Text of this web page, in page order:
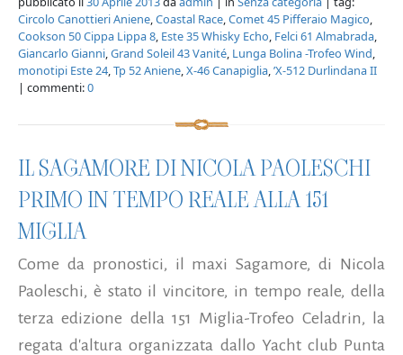
Circolo Canottieri Aniene,Coastal Race,Comet 45 Pifferaio Magico,
Cookson 50 Cippa Lippa 8, Este 35 Whisky Echo, Felci 61 Almabrada,
Giancarlo Gianni,Grand Soleil 43 Vanité, Lunga Bolina -Trofeo Wind,
monotipi Este 24,Tp 52 Aniene,X-46 Canapiglia,’X-512 Durlindana II
| commenti:0
IL SAGAMORE DI NICOLA PAOLESCHI
PRIMO IN TEMPO REALE ALLA 151
MIGLIA
Come da pronostici, il maxi Sagamore, di Nicola
Paoleschi, è stato il vincitore, in tempo reale, della
terza edizione della 151 Miglia-Trofeo Celadrin, la
regata d'altura organizzata dallo Yacht club Punta